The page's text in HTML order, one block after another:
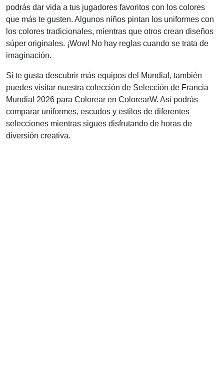
podrás dar vida a tus jugadores favoritos con los colores
que más te gusten. Algunos niños pintan los uniformes con
los colores tradicionales, mientras que otros crean diseños
súper originales. ¡Wow! No hay reglas cuando se trata de
imaginación.
Si te gusta descubrir más equipos del Mundial, también
puedes visitar nuestra colección de Selección de Francia
Mundial 2026 para Colorear en ColorearW. Así podrás
comparar uniformes, escudos y estilos de diferentes
selecciones mientras sigues disfrutando de horas de
diversión creativa.